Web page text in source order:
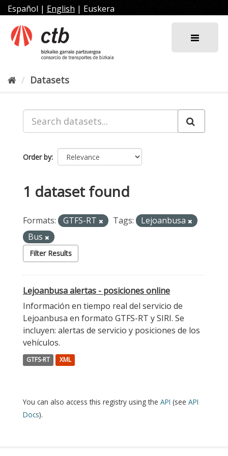
Skip
to
content
Español | English | Euskera
Datasets
Order by
1 dataset found
Formats: GTFS-RT Tags:
Lejoanbusa
Bus
Filter Results
Lejoanbusa alertas - posiciones online
Información en tiempo real del servicio de
Lejoanbusa en formato GTFS-RT y SIRI. Se
incluyen: alertas de servicio y posiciones de los
vehículos.
GTFS-RT XML
You can also access this registry using the API (see API
Docs).